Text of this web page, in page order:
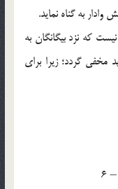
به گناه نمايد.
كه نزد بيگانگان به
مخفي گردد؛ زيرا براي